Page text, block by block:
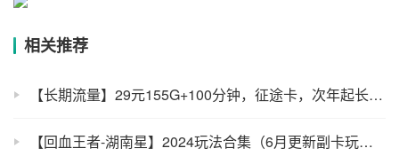
相关推荐
【长期流量】29元155G+100分钟，征途卡，次年起长期39！
【回血王者-湖南星】2024玩法合集（6月更新副卡玩法），包括9N权益、流量话费分钟数等活动-湖南电信